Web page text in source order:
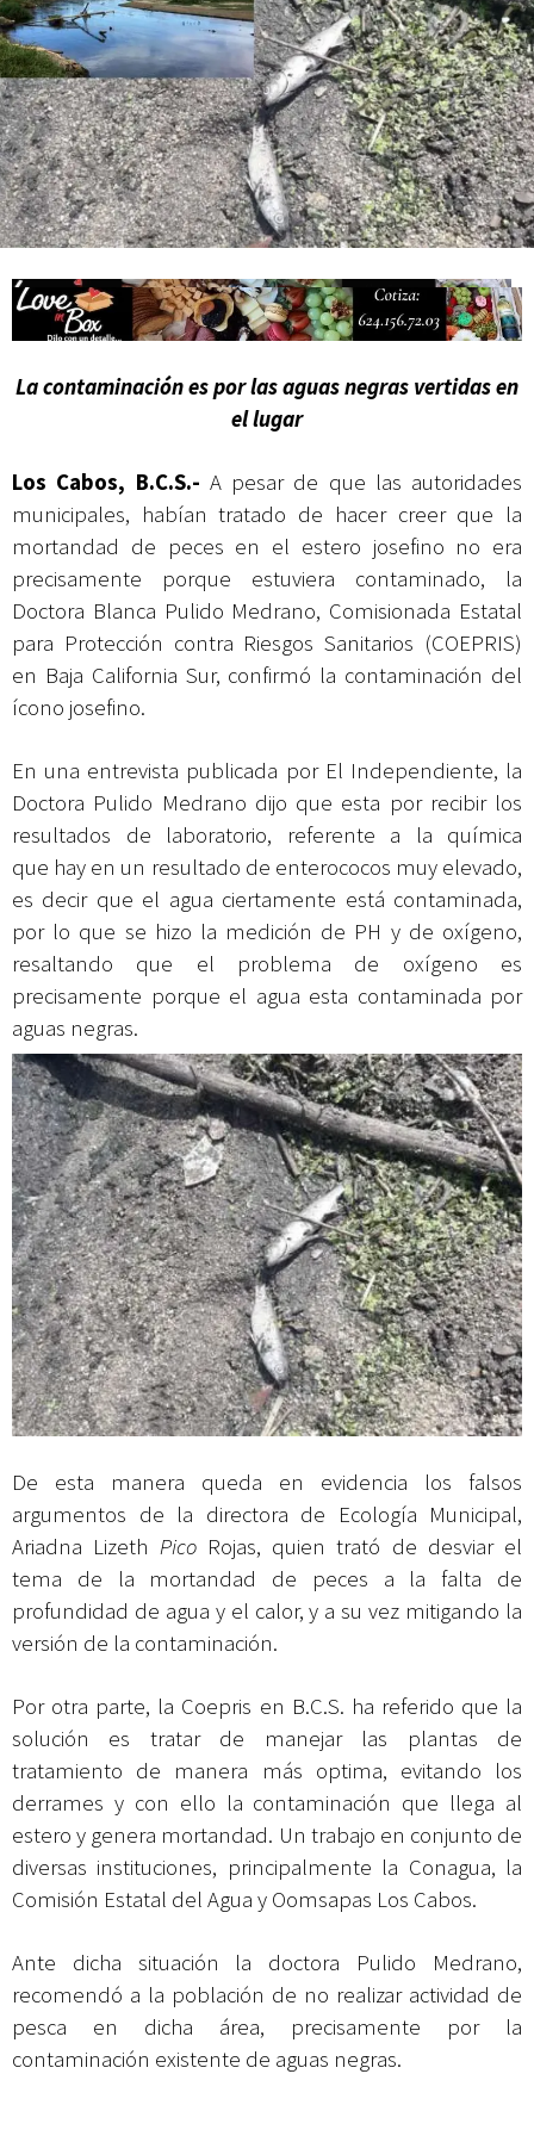
actividades de acceso libre
La contaminación es por las aguas negras vertidas en
el lugar
Los Cabos, B.C.S.- A pesar de que las autoridades
municipales, habíantratado de hacer creer que la
mortandad de peces en el estero josefino no era
precisamente porque estuviera contaminado, la
Doctora Blanca Pulido Medrano, Comisionada Estatal
para Protección contra Riesgos Sanitarios (COEPRIS)
en Baja California Sur, confirmó la contaminación del
ícono josefino.
En una entrevista publicada por El Independiente, la
Doctora Pulido Medrano dijo que esta por recibir los
resultados de laboratorio, referente a la química
que hay en un resultado de enterococos muy elevado,
es decir que el agua ciertamente está contaminada,
por lo que se hizo la medición de PH y de oxígeno,
resaltando que el problema de oxígeno es
precisamente porque el agua esta contaminada por
aguas negras.
De esta manera queda en evidencia los falsos
argumentos de la directora de Ecología Municipal,
Ariadna Lizeth PicoRojas, quien trató de desviar el
tema de la mortandad de peces a la falta de
profundidad de agua y el calor, y a su vez mitigando la
versión de la contaminación.
Por otra parte, la Coepris en B.C.S. ha referido que la
solución es tratar de manejar las plantas de
tratamiento de manera más optima, evitando los
derrames y con ello la contaminación que llega al
estero y genera mortandad. Un trabajo en conjunto de
diversas instituciones, principalmente la Conagua, la
Comisión Estatal del Agua y Oomsapas Los Cabos.
Ante dicha situación la doctora Pulido Medrano,
recomendó a la población de no realizar actividad de
pesca en dicha área, precisamente por la
contaminación existente de aguas negras.